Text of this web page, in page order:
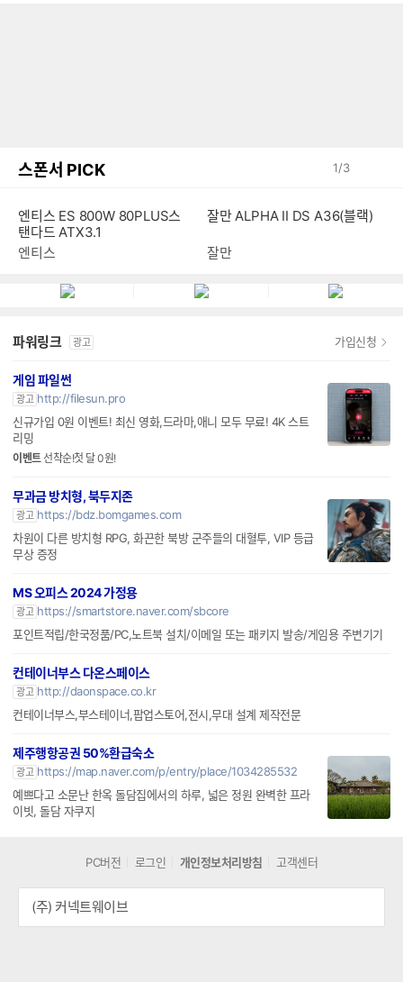
스폰서 PICK 1/3
엔티스 ES 800W 80PLUS스
탠다드 ATX3.1
엔티스
잘만 ALPHA II DS A36(블랙)
잘만
파워링크 광고 가입신청
게임 파일썬
광고 http://filesun.pro
신규가입 0원 이벤트! 최신 영화,드라마,애니 모두 무료! 4K 스트
리밍
이벤트선착순!첫 달 0원!
무과금 방치형, 북두지존
광고 https://bdz.bomgames.com
차원이 다른 방치형 RPG, 화끈한 북방 군주들의 대혈투, VIP 등급
무상 증정
MS 오피스 2024 가정용
광고 https://smartstore.naver.com/sbcore
포인트적립/한국정품/PC,노트북 설치/이메일 또는 패키지 발송/게임용 주변기기
컨테이너부스 다온스페이스
광고 http://daonspace.co.kr
컨테이너부스,부스테이너,팝업스토어,전시,무대 설계 제작전문
제주행항공권 50%환급숙소
광고 https://map.naver.com/p/entry/place/1034285532
예쁘다고 소문난 한옥 돌담집에서의 하루, 넓은 정원 완벽한 프라
이빗, 돌담 자쿠지
PC버전 로그인 개인정보처리방침 고객센터
(주) 커넥트웨이브